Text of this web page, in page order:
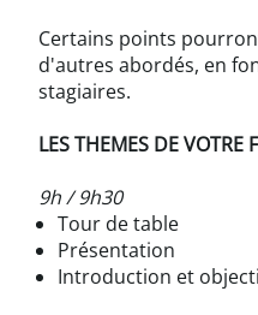
Certains points
d'autres abordés, en
stagiaires.
LES THEMES DE VOTRE
9h / 9h30
Tour de table
Présentation
Introduction et